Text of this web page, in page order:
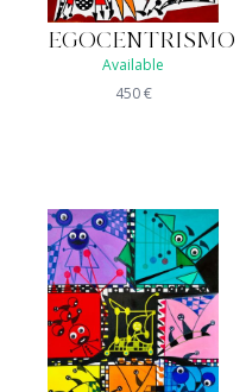
EGOCENTRISMO
Available
450€